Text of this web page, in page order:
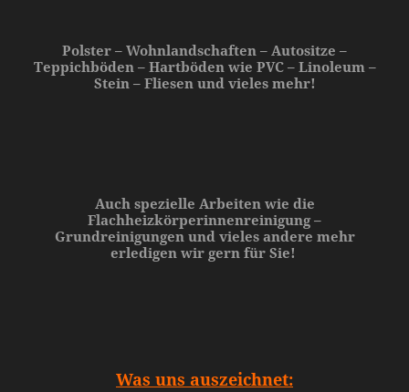
Polster – Wohnlandschaften – Autositze –
Teppichböden – Hartböden wie PVC – Linoleum –
Stein – Fliesen und vieles mehr!
Auch spezielle Arbeitenwie die
Flachheizkörperinnenreinigung –
Grundreinigungen und vieles andere mehr
erledigen wir gern für Sie!
Was uns auszeichnet: